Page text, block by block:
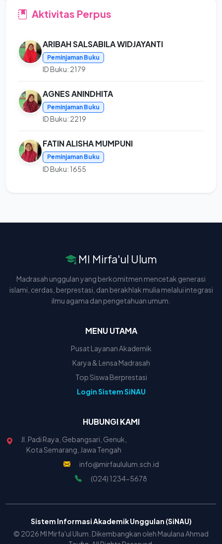
Aktivitas Perpus
ARIBAH SALSABILA WIDJAYANTI
Peminjaman Buku
ID Buku: 2179
AGNES ANINDHITA
Peminjaman Buku
ID Buku: 2219
FATIN ALISHA MUMPUNI
Peminjaman Buku
ID Buku: 1655
MI Mirfa'ul Ulum
Madrasah unggulan yang berkomitmen mencetak generasi
islami, cerdas, berprestasi, dan berakhlak mulia melalui integrasi
ilmu agama dan pengetahuan umum.
MENU UTAMA
Pusat Layanan Akademik
Karya & Lensa Madrasah
Top Siswa Berprestasi
Login Sistem SiNAU
HUBUNGI KAMI
Jl. Padi Raya, Gebangsari, Genuk,
Kota Semarang, Jawa Tengah
info@mirfaululum.sch.id
(024) 1234-5678
Sistem Informasi Akademik Unggulan (SiNAU)
© 2026 MI Mirfa'ul Ulum. Dikembangkan oleh Maulana Ahmad